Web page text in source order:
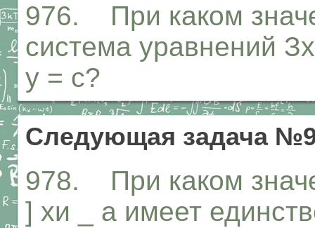
976. При каком
система уравнений
у = с?
Следующая задача
978. При каком
] хи _ а имеет